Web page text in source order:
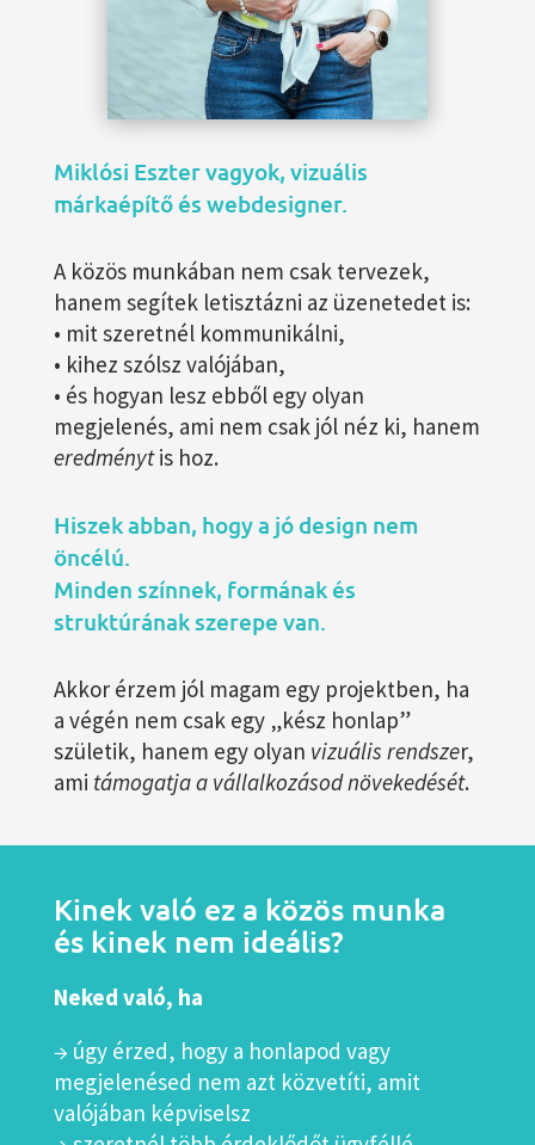
Miklósi Eszter vagyok, vizuális
márkaépítő és webdesigner.
A közös munkában nem csak tervezek,
hanem segítek letisztázni az üzenetedet is:
• mit szeretnél kommunikálni,
• kihez szólsz valójában,
• és hogyan lesz ebből egy olyan
megjelenés, ami nem csak jól néz ki, hanem
eredménytis hoz.
Hiszek abban, hogy a jó design nem
öncélú.
Minden színnek, formának és
struktúrának szerepe van.
Akkor érzem jól magam egy projektben, ha
a végén nem csak egy „kész honlap”
születik, hanem egy olyan vizuális rendszer,
ami támogatja a vállalkozásod növekedését.
Kinek való ez a közös munka
és kinek nem ideális?
Neked való, ha
→ úgy érzed, hogy a honlapod vagy
megjelenésed nem azt közvetíti, amit
valójában képviselsz